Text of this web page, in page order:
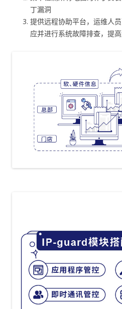
丁漏洞
提供远程协助平台，运维人
应并进行系统故障排查，提